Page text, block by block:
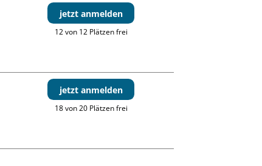
jetzt anmelden
12 von 12 Plätzen frei
jetzt anmelden
18 von 20 Plätzen frei